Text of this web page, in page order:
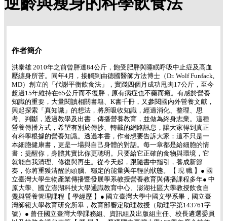
作者簡介
洪泰雄 2010年之前曾胖達84公斤，飽受肥胖與睡眠呼吸中止症及高血
壓纏身所苦。同年4月，接觸到由德國醫師方法博士（Dr. Wolf Funfack,
MD）創立的「代謝平衡飲食法」，實踐四個月成功甩肉17公斤，至今
超過15年維持在65公斤而不復胖，原有病症也不藥而癒。有感於營養
知識的重要，大量閱讀相關書籍、K書千冊，又參閱國內外營養文獻，
興起探索「真知識」的想法，將所吸收知識，經過消化、整理、思
考、判斷，透過教學及出書，傳播營養教育，並做為終身志業。這種
營養傳播方式，希望有別於傳抄、轉載的網路訊息，讓大家得到真正
有科學根據的營養知識。透過本書，作者想要告訴大家：這不只是一
本細胞健康書，更是一場與自己身體的對話。每一章都是給細胞的情
書：提醒你，身體其實比你更聰明。只要給它正確的食物與環境，它
就能自我清理、修復與再生。從今天起，跟隨書中指引，養成新節
奏，你將重獲清醒的頭腦、穩定的能量與年輕的狀態。【 現 職 】● 國
立臺灣大學生物產業傳播暨發展學系教授營養教育與傳播課程多年● 中
原大學、國立澎湖科技大學通識教育中心、澎湖社區大學教授飲食自
覺與營養管理課程【 學經歷 】● 國立臺灣大學中國文學系畢，國立臺
灣師範大學教育研究所畢，教育部審定助理教授（助理字第143761字
號）● 曾任國立臺灣大學課務組、資訊組及出版組主任、校長遴選委員